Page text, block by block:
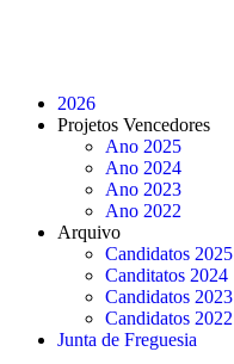
2026
Projetos Vencedores
Ano 2025
Ano 2024
Ano 2023
Ano 2022
Arquivo
Candidatos 2025
Canditatos 2024
Candidatos 2023
Candidatos 2022
Junta de Freguesia